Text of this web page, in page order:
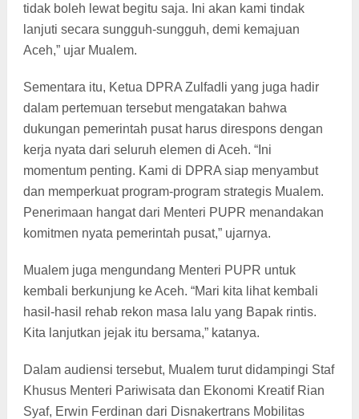
tidak boleh lewat begitu saja. Ini akan kami tindak
lanjuti secara sungguh-sungguh, demi kemajuan
Aceh,” ujar Mualem.
Sementara itu, Ketua DPRA Zulfadli yang juga hadir
dalam pertemuan tersebut mengatakan bahwa
dukungan pemerintah pusat harus direspons dengan
kerja nyata dari seluruh elemen di Aceh. “Ini
momentum penting. Kami di DPRA siap menyambut
dan memperkuat program-program strategis Mualem.
Penerimaan hangat dari Menteri PUPR menandakan
komitmen nyata pemerintah pusat,” ujarnya.
Mualem juga mengundang Menteri PUPR untuk
kembali berkunjung ke Aceh. “Mari kita lihat kembali
hasil-hasil rehab rekon masa lalu yang Bapak rintis.
Kita lanjutkan jejak itu bersama,” katanya.
Dalam audiensi tersebut, Mualem turut didampingi Staf
Khusus Menteri Pariwisata dan Ekonomi Kreatif Rian
Syaf, Erwin Ferdinan dari Disnakertrans Mobilitas